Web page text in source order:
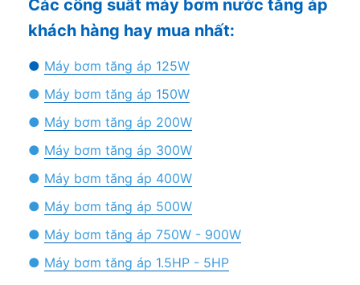
Các công suất máy bơm nước tăng áp
khách hàng hay mua nhất:
● Máy bơm tăng áp 125W
● Máy bơm tăng áp 150W
● Máy bơm tăng áp 200W
● Máy bơm tăng áp 300W
● Máy bơm tăng áp 400W
● Máy bơm tăng áp 500W
● Máy bơm tăng áp 750W - 900W
● Máy bơm tăng áp 1.5HP - 5HP